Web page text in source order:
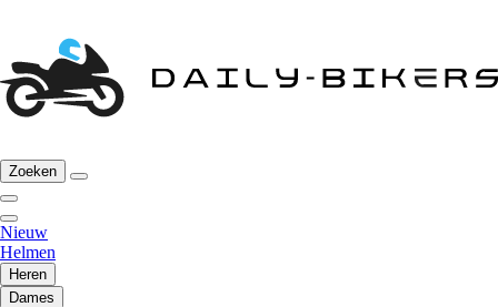
Zoeken
Nieuw
Helmen
Heren
Dames